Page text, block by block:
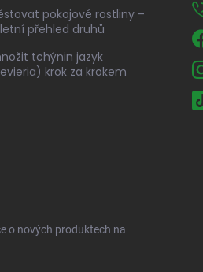
pokojové rostliny –
přehled druhů
tchýnin jazyk
krok za krokem
o nových produktech na